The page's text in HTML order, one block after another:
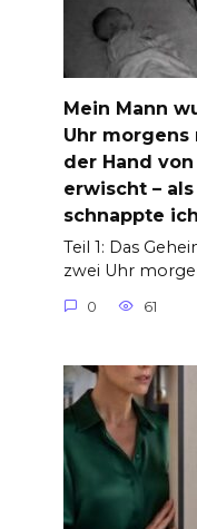
Mein Mann
Uhr
der Hand
erwischt –
schnappte
Teil 1: Das
zwei Uhr
0 61